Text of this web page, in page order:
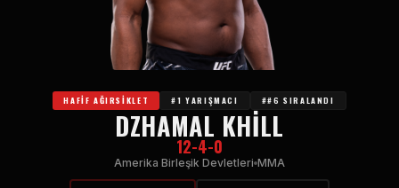
HAFIF AĞIRSIKLET #1 YARIŞMACI ##6 SIRALANDI
DZHAMAL KHILL
12-4-0
Amerika Birleşik Devletleri MMA